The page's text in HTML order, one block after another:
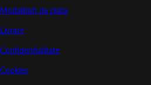
Modalitati de plata
Livrare
Confidentialitate
Cookies